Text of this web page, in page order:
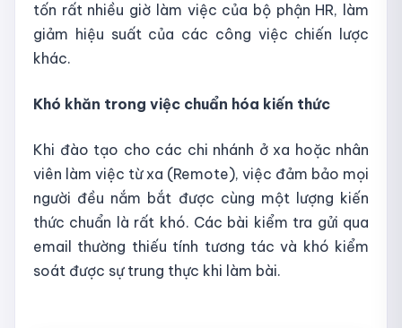
tốn rất nhiều giờ làm việc của bộ phận HR, làm
giảm hiệu suất của các công việc chiến lược
khác.
Khó khăn trong việc chuẩn hóa kiến thức
Khi đào tạo cho các chi nhánh ở xa hoặc nhân
viên làm việc từ xa (Remote), việc đảm bảo mọi
người đều nắm bắt được cùng một lượng kiến
thức chuẩn là rất khó. Các bài kiểm tra gửi qua
email thường thiếu tính tương tác và khó kiểm
soát được sự trung thực khi làm bài.